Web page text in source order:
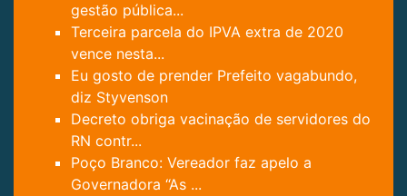
gestão pública...
Terceira parcela do IPVA extra de 2020
vence nesta...
Eu gosto de prender Prefeito vagabundo,
diz Styvenson
Decreto obriga vacinação de servidores do
RN contr...
Poço Branco: Vereador faz apelo a
Governadora “As ...